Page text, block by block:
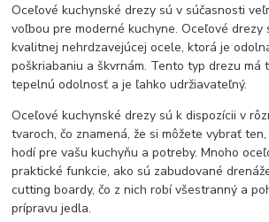
Oceľové kuchynské drezy sú v súčasnosti
voľbou pre moderné kuchyne. Oceľové drezy
kvalitnej nehrdzavejúcej ocele, ktorá je
poškriabaniu a škvrnám. Tento typ drezu má
tepelnú odolnosť a je ľahko udržiavateľný.
Oceľové kuchynské drezy sú k dispozícii v
tvaroch, čo znamená, že si môžete vybrať
hodí pre vašu kuchyňu a potreby. Mnoho
praktické funkcie, ako sú zabudované
cutting boardy, čo z nich robí všestranný a
prípravu jedla.